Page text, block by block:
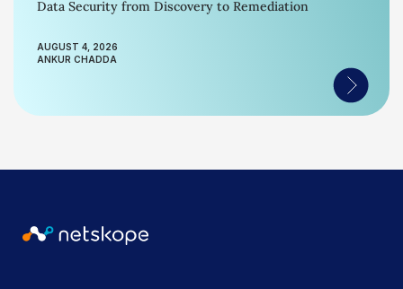
Data Security from Discovery to Remediation
AUGUST 4, 2026
ANKUR CHADDA